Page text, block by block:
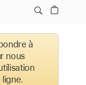
à
nous
ligne.